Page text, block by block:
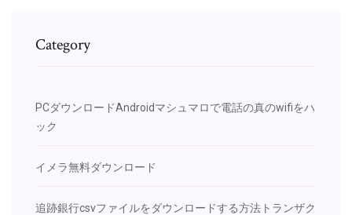
Category
PCダウンロードAndroidマシュマロで電話の真のwifiをハ
ック
イメラ無料ダウンロード
追跡銀行csvファイルをダウンロードする方法トランザク